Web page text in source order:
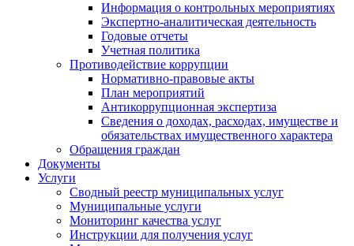
Информация о контрольных мероприятиях
Экспертно-аналитическая деятельность
Годовые отчеты
Учетная политика
Противодействие коррупции
Нормативно-правовые акты
План мероприятий
Антикоррупционная экспертиза
Сведения о доходах, расходах, имуществе и
обязательствах имущественного характера
Обращения граждан
Документы
Услуги
Сводный реестр муниципальных услуг
Муниципальные услуги
Мониторинг качества услуг
Инструкции для получения услуг